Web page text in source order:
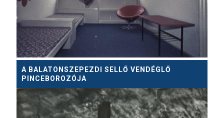
A BALATONSZEPEZDI SELLŐ VENDÉGLŐ
PINCEBOROZÓJA